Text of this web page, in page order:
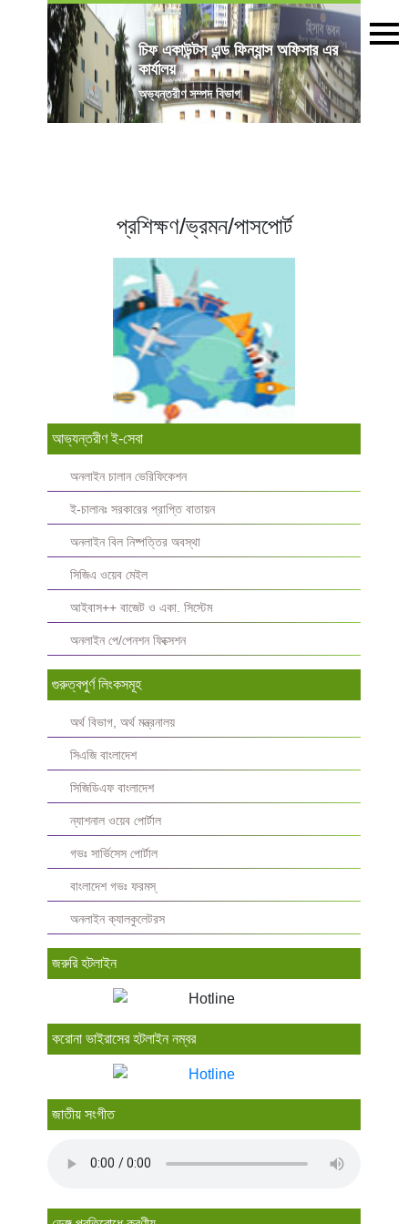
চিফ একাউন্টস এন্ড ফিন্যান্স অফিসার এর
কার্যালয়
অভ্যন্তরীণ সম্পদ বিভাগ
প্রশিক্ষণ/ভ্রমন/পাসপোর্ট
আভ্যন্তরীণ ই-সেবা
অনলাইন চালান ভেরিফিকেশন
ই-চালানঃ সরকারের প্রাপ্তি বাতায়ন
অনলাইন বিল নিষ্পত্তির অবস্থা
সিজিএ ওয়েব মেইল
আইবাস++ বাজেট ও একা. সিস্টেম
অনলাইন পে/পেনশন ফিক্সেশন
গুরুত্বপুর্ণ লিংকসমূহ
অর্থ বিভাগ, অর্থ মন্ত্রনালয়
সিএজি বাংলাদেশ
সিজিডিএফ বাংলাদেশ
ন্যাশনাল ওয়েব পোর্টাল
গভঃ সার্ভিসেস পোর্টাল
বাংলাদেশ গভঃ ফরমস্‌
অনলাইন ক্যালকুলেটরস
জরুরি হটলাইন
করোনা ভাইরাসের হটলাইন নম্বর
জাতীয় সংগীত